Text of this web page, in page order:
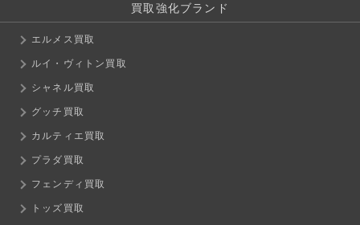
買取強化ブランド
エルメス買取
ルイ・ヴィトン買取
シャネル買取
グッチ買取
カルティエ買取
プラダ買取
フェンディ買取
トッズ買取